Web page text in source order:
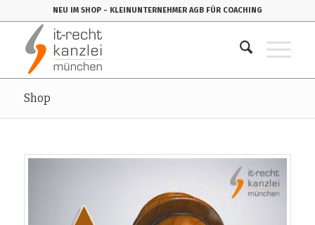
NEU IM SHOP - KLEINUNTERNEHMER AGB FÜR COACHING
Shop